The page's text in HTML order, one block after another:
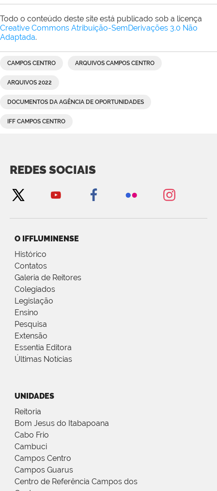
Todo o conteúdo deste site está publicado sob a licença
Creative Commons Atribuição-SemDerivações 3.0 Não
Adaptada.
CAMPOS CENTRO ARQUIVOS CAMPOS CENTRO
ARQUIVOS 2022
DOCUMENTOS DA AGÊNCIA DE OPORTUNIDADES
IFF CAMPOS CENTRO
REDES SOCIAIS
O IFFLUMINENSE
Histórico
Contatos
Galeria de Reitores
Colegiados
Legislação
Ensino
Pesquisa
Extensão
Essentia Editora
Últimas Notícias
UNIDADES
Reitoria
Bom Jesus do Itabapoana
Cabo Frio
Cambuci
Campos Centro
Campos Guarus
Centro de Referência Campos dos